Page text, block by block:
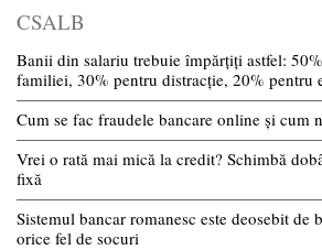
CSALB
Banii din salariu trebuie împărțiți astfel:
familiei, 30% pentru distracție, 20% pentru
Cum se fac fraudele bancare online și cum
Vrei o rată mai mică la credit? Schimbă
fixă
Sistemul bancar romanesc este deosebit de
orice fel de socuri